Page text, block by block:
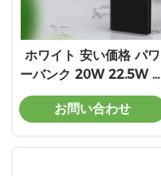
ホワイト 安い価格 パワ
ーバンク 20W 22.5W ア
ブスPC付き出力
お問い合わせ